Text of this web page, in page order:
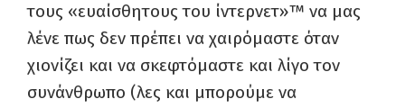
τους «ευαίσθητους του ίντερνετ»™ να μας
λένε πως δεν πρέπει να χαιρόμαστε όταν
χιονίζει και να σκεφτόμαστε και λίγο τον
συνάνθρωπο (λες και μπορούμε να